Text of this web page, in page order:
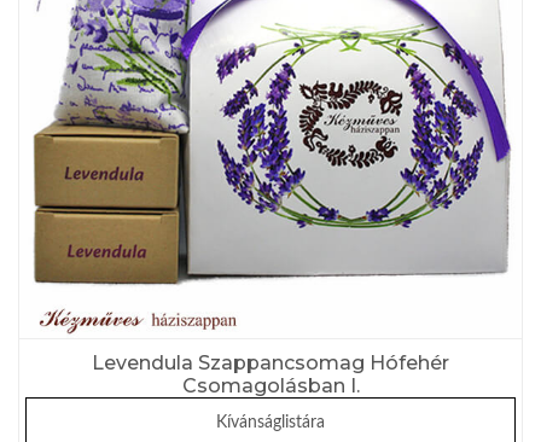
Levendula Szappancsomag Hófehér
Csomagolásban I.
Kívánságlistára